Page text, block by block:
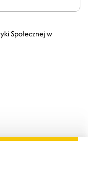
Społecznej w